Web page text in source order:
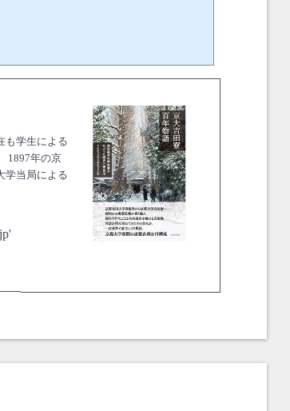
も学生による
1897年の京
学当局による